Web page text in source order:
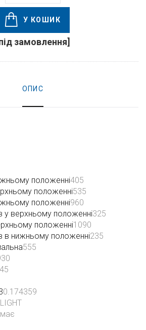
У КОШИК
замовлення]
ОПИС
положенні405
положенні535
положенні960
у верхньому положенні325
положенні1090
в нижньому положенні235
555
0.174359